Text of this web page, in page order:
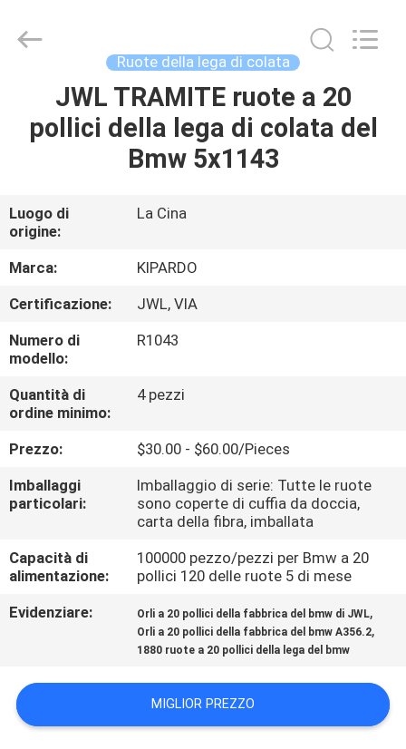
CASA
CIRCA
NOI
GIRO
DELLA
FABBRICA
CONTROLLO
DI
QUALITÀ
MAPPA
Rimax
Industry
Ruote della lega di colata
JWL TRAMITE ruote a 20
pollici della lega di colata del
Bmw 5x1143
Luogo di
origine:
La Cina
Marca:
KIPARDO
Certificazione:
JWL, VIA
Numero di
modello:
R1043
Quantità di
ordine minimo:
4 pezzi
Prezzo:
$30.00 - $60.00/Pieces
Imballaggi
particolari:
Imballaggio di serie: Tutte le ruote
sono coperte di cuffia da doccia,
carta della fibra, imballata
Capacità di
alimentazione:
100000 pezzo/pezzi per Bmw a 20
pollici 120 delle ruote 5 di mese
Evidenziare:
Orli a 20 pollici della fabbrica del bmw di JWL,
Orli a 20 pollici della fabbrica del bmw A356.2,
1880 ruote a 20 pollici della lega del bmw
MIGLIOR PREZZO